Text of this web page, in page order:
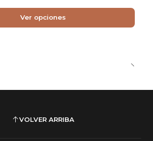
Ver opciones
VOLVER ARRIBA